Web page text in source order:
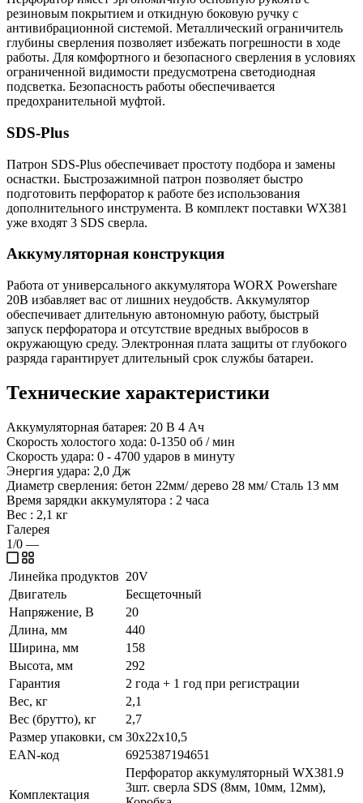
резиновым покрытием и откидную боковую ручку с
антивибрационной системой. Металлический ограничитель
глубины сверления позволяет избежать погрешности в ходе
работы. Для комфортного и безопасного сверления в условиях
ограниченной видимости предусмотрена светодиодная
подсветка. Безопасность работы обеспечивается
предохранительной муфтой.
SDS-Plus
Патрон SDS-Plus обеспечивает простоту подбора и замены
оснастки. Быстрозажимной патрон позволяет быстро
подготовить перфоратор к работе без использования
дополнительного инструмента. В комплект поставки WX381
уже входят 3 SDS сверла.
Аккумуляторная конструкция
Работа от универсального аккумулятора WORX Powershare
20В избавляет вас от лишних неудобств. Аккумулятор
обеспечивает длительную автономную работу, быстрый
запуск перфоратора и отсутствие вредных выбросов в
окружающую среду. Электронная плата защиты от глубокого
разряда гарантирует длительный срок службы батареи.
Технические характеристики
Аккумуляторная батарея: 20 В 4 Ач
Скорость холостого хода: 0-1350 об / мин
Скорость удара: 0 - 4700 ударов в минуту
Энергия удара: 2,0 Дж
Диаметр сверления: бетон 22мм/ дерево 28 мм/ Сталь 13 мм
Время зарядки аккумулятора : 2 часа
Вес : 2,1 кг
Галерея
1/0 —
Линейка продуктов 20V
Двигатель
Бесщеточный
Напряжение, В
20
Длина, мм
440
Ширина, мм
158
Высота, мм
292
Гарантия
2 года + 1 год при регистрации
Вес, кг
2,1
Вес (брутто), кг
2,7
Размер упаковки, см 30х22х10,5
EAN-код
6925387194651
Комплектация
Перфоратор аккумуляторный WX381.9
3шт. сверла SDS (8мм, 10мм, 12мм),